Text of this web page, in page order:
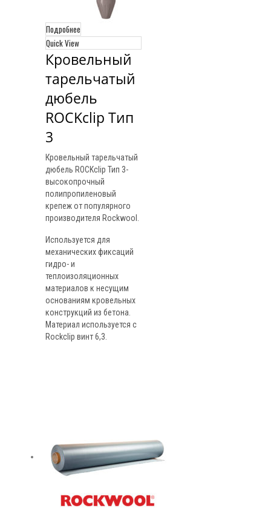
Подробнее
Quick View
Кровельный
тарельчатый
дюбель
ROCKclip Тип
3
Кровельный тарельчатый
дюбель ROCKclip Тип 3-
высокопрочный
полипропиленовый
крепеж от популярного
производителя Rockwool.
Используется для
механических фиксаций
гидро- и
теплоизоляционных
материалов к несущим
основаниям кровельных
конструкций из бетона.
Материал используется с
Rockclip винт 6,3.